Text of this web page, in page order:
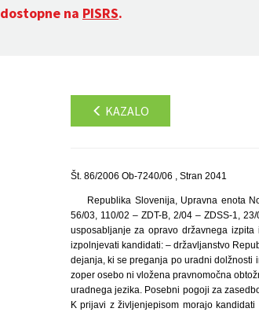
dostopne na PISRS.
KAZALO
Št. 86/2006 Ob-7240/06 , Stran 2041
Republika Slovenija, Upravna enota
56/03, 110/02 – ZDT-B, 2/04 – ZDSS-1,
usposabljanje za opravo državnega
izpolnjevati kandidati: – državljanstvo
dejanja, ki se preganja po uradni dolžnosti
zoper osebo ni vložena pravnomočna
uradnega jezika. Posebni pogoji za
K prijavi z življenjepisom morajo